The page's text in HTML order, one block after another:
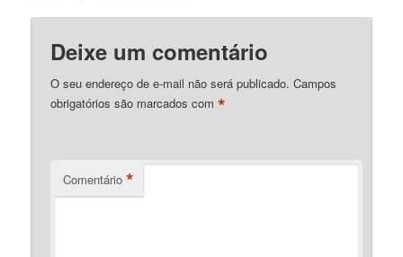
Deixe um comentário
O seu endereço de e-mail não será publicado. Campos
obrigatórios são marcados com*
Comentário *